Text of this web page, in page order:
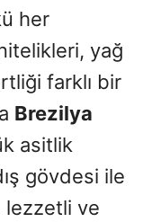
her
yağ
farklı bir
Brezilya
asitlik
gövdesi ile
lezzetli ve